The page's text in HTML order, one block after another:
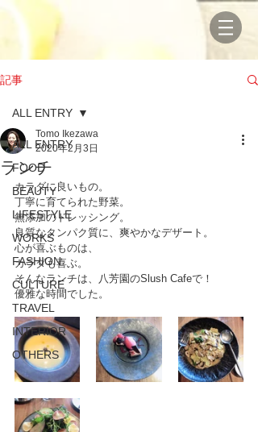
記事
ALL ENTRY
FOOD
BEAUTY
LIFESTYLE
WORKS
FASHION
CULTURE
TRAVEL
INTERIOR
OTHERS
ALL ENTRY
ランチ
Tomo Ikezawa
2020年2月3日
カラダに良いもの。
丁寧に育てられた野菜。
無添加のドレッシング。
良質なタンパク質に、爽やかなデザート。
心が喜ぶものは、
カラダも喜ぶ。
そんなランチは、八芳園のSlush Cafeで！
優雅な時間でした。